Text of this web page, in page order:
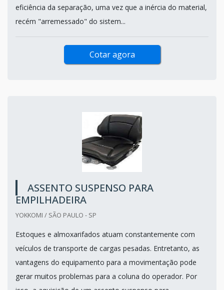
eficiência da separação, uma vez que a inércia do material,
recém "arremessado" do sistem...
Cotar agora
ASSENTO SUSPENSO PARA
EMPILHADEIRA
YOKKOMI / SÃO PAULO - SP
Estoques e almoxarifados atuam constantemente com
veículos de transporte de cargas pesadas. Entretanto, as
vantagens do equipamento para a movimentação pode
gerar muitos problemas para a coluna do operador. Por